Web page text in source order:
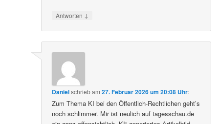
Antworten ↓
Danielschriebam27. Februar 2026 um 20:08 Uhr:
Zum Thema KI bei den Öffentlich-Rechtlichen geht’s
noch schlimmer. Mir ist neulich auf tagesschau.de